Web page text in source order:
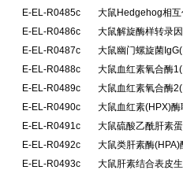
E-EL-R0485c
大鼠Hedgehog相
E-EL-R0486c
大鼠解旋酶样转录
E-EL-R0487c
大鼠幽门螺旋菌
E-EL-R0488c
大鼠血红素氧合酶
E-EL-R0489c
大鼠血红素氧合酶
E-EL-R0490c
大鼠血红素(HPX)
E-EL-R0491c
大鼠硫酸乙酰肝素
E-EL-R0492c
大鼠类肝素酶
E-EL-R0493c
大鼠肝素结合表皮